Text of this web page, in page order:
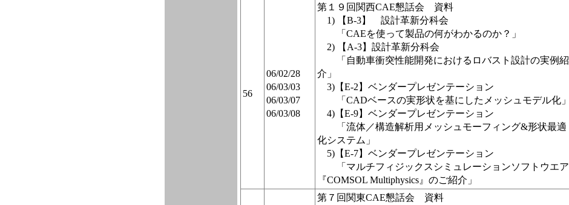
56
06/02/28
06/03/03
06/03/07
06/03/08
第１９回関西CAE懇話会 資料
1) 【B-3】 設計革新分科会
「CAEを使って製品の何がわかるのか？」
2) 【A-3】設計革新分科会
「自動車衝突性能開発におけるロバスト設計の実例紹
介」
3)【E-2】ベンダープレゼンテーション
「CADベースの実形状を基にしたメッシュモデル化」
4)【E-9】ベンダープレゼンテーション
「流体／構造解析用メッシュモーフィング&形状最適
化システム」
5)【E-7】ベンダープレゼンテーション
「マルチフィジックスシミュレーションソフトウエア
『COMSOL Multiphysics』のご紹介」
第７回関東CAE懇話会 資料